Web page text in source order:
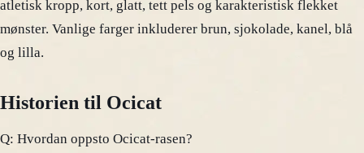
atletisk kropp, kort, glatt, tett pels og karakteristisk flekket
mønster. Vanlige farger inkluderer brun, sjokolade, kanel, blå
og lilla.
Historien til Ocicat
Q: Hvordan oppsto Ocicat-rasen?